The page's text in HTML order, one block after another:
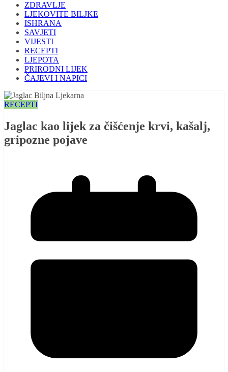
ZDRAVLJE
LJEKOVITE BILJKE
ISHRANA
SAVJETI
VIJESTI
RECEPTI
LJEPOTA
PRIRODNI LIJEK
ČAJEVI I NAPICI
RECEPTI
Jaglac kao lijek za čišćenje krvi, kašalj,
gripozne pojave